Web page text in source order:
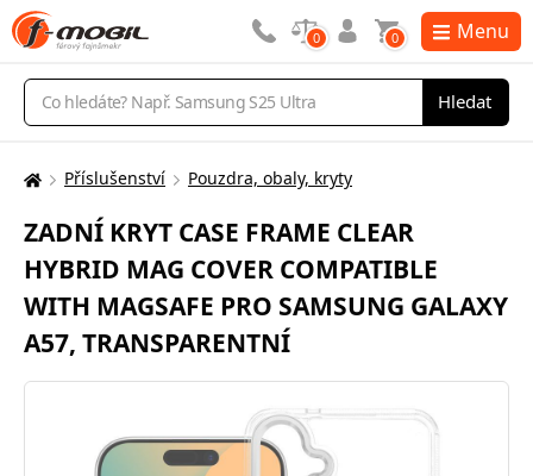
Vyhledávání
Hledat
0 0 Menu
Zde
nacházíte:
Příslušenství Pouzdra, obaly, kryty
ZADNÍ KRYT CASE FRAME CLEAR
HYBRID MAG COVER COMPATIBLE
WITH MAGSAFE PRO SAMSUNG GALAXY
A57, TRANSPARENTNÍ